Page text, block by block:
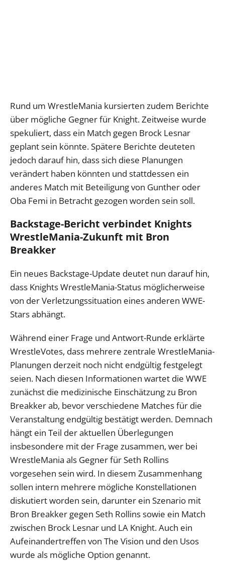
Rund um WrestleMania kursierten zudem Berichte
über mögliche Gegner für Knight. Zeitweise wurde
spekuliert, dass ein Match gegen Brock Lesnar
geplant sein könnte. Spätere Berichte deuteten
jedoch darauf hin, dass sich diese Planungen
verändert haben könnten und stattdessen ein
anderes Match mit Beteiligung von Gunther oder
Oba Femi in Betracht gezogen worden sein soll.
Backstage-Bericht verbindet Knights
WrestleMania-Zukunft mit Bron
Breakker
Ein neues Backstage-Update deutet nun darauf hin,
dass Knights WrestleMania-Status möglicherweise
von der Verletzungssituation eines anderen WWE-
Stars abhängt.
Während einer Frage und Antwort-Runde erklärte
WrestleVotes, dass mehrere zentrale WrestleMania-
Planungen derzeit noch nicht endgültig festgelegt
seien. Nach diesen Informationen wartet die WWE
zunächst die medizinische Einschätzung zu Bron
Breakker ab, bevor verschiedene Matches für die
Veranstaltung endgültig bestätigt werden. Demnach
hängt ein Teil der aktuellen Überlegungen
insbesondere mit der Frage zusammen, wer bei
WrestleMania als Gegner für Seth Rollins
vorgesehen sein wird. In diesem Zusammenhang
sollen intern mehrere mögliche Konstellationen
diskutiert worden sein, darunter ein Szenario mit
Bron Breakker gegen Seth Rollins sowie ein Match
zwischen Brock Lesnar und LA Knight. Auch ein
Aufeinandertreffen von The Vision und den Usos
wurde als mögliche Option genannt.